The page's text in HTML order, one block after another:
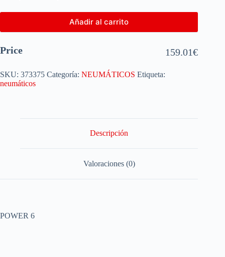
Añadir al carrito
Price 159.01€
SKU: 373375 Categoría: NEUMÁTICOS Etiqueta:
neumáticos
Descripción
Valoraciones (0)
POWER 6